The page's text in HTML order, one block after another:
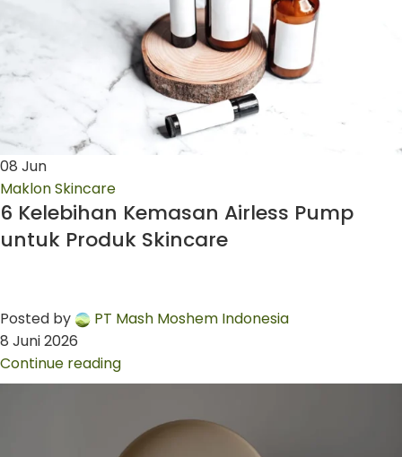
08 Jun
Maklon Skincare
6 Kelebihan Kemasan Airless Pump
untuk Produk Skincare
Posted by
PT Mash Moshem Indonesia
8 Juni 2026
Continue reading